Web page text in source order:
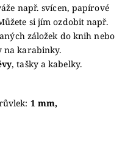
např. svícen, papírové
si jím ozdobit např.
záložek do knih nebo
na karabinky.
, tašky a kabelky.
1 mm,